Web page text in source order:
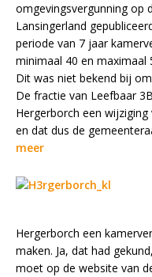
omgevingsvergunning op
Lansingerland
periode van 7 jaar
minimaal 40 en maximaal
Dit was niet bekend bij
De fractie van Leefbaar
Hergerborch een
en dat dus de
meer
Hergerborch een
maken. Ja, dat had
moet op de website van